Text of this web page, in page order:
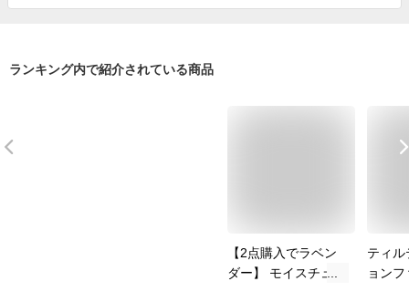
ランキング内で紹介されている商品
【2点購入でラベン
ダー】 モイスチュア
ティル
ョン